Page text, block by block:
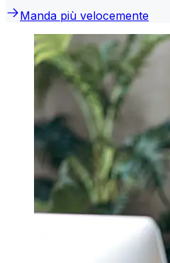
Manda più velocemente